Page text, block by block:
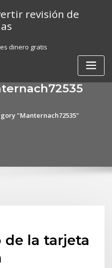
revisión de
dinero gratis
"Manternach72535"
de la tarjeta